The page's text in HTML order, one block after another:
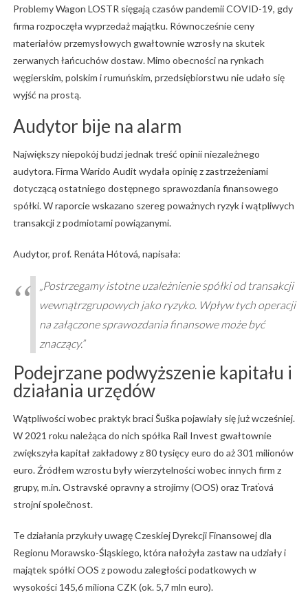
Problemy Wagon LOSTR sięgają czasów pandemii COVID-19, gdy
firma rozpoczęła wyprzedaż majątku. Równocześnie ceny
materiałów przemysłowych gwałtownie wzrosły na skutek
zerwanych łańcuchów dostaw. Mimo obecności na rynkach
węgierskim, polskim i rumuńskim, przedsiębiorstwu nie udało się
wyjść na prostą.
Audytor bije na alarm
Największy niepokój budzi jednak treść opinii niezależnego
audytora. Firma Warido Audit wydała opinię z zastrzeżeniami
dotyczącą ostatniego dostępnego sprawozdania finansowego
spółki. W raporcie wskazano szereg poważnych ryzyk i wątpliwych
transakcji z podmiotami powiązanymi.
Audytor, prof. Renáta Hótová, napisała:
„Postrzegamy istotne uzależnienie spółki od transakcji
wewnątrzgrupowych jako ryzyko. Wpływ tych operacji
na załączone sprawozdania finansowe może być
znaczący.”
Podejrzane podwyższenie kapitału i
działania urzędów
Wątpliwości wobec praktyk braci Šuška pojawiały się już wcześniej.
W 2021 roku należąca do nich spółka Rail Invest gwałtownie
zwiększyła kapitał zakładowy z 80 tysięcy euro do aż 301 milionów
euro. Źródłem wzrostu były wierzytelności wobec innych firm z
grupy, m.in. Ostravské opravny a strojírny (OOS) oraz Traťová
strojní společnost.
Te działania przykuły uwagę Czeskiej Dyrekcji Finansowej dla
Regionu Morawsko-Śląskiego, która nałożyła zastaw na udziały i
majątek spółki OOS z powodu zaległości podatkowych w
wysokości 145,6 miliona CZK (ok. 5,7 mln euro).